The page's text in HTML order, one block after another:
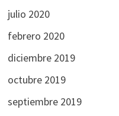
julio 2020
febrero 2020
diciembre 2019
octubre 2019
septiembre 2019